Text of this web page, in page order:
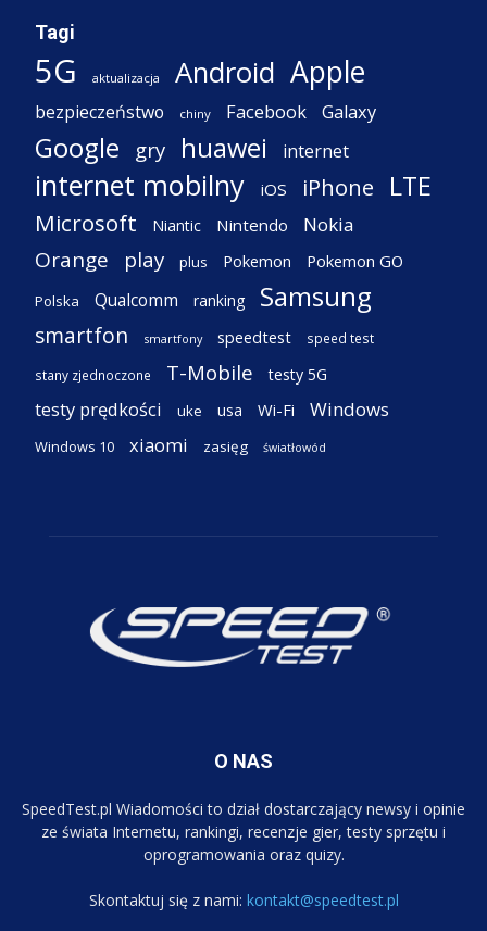
Tagi
5G aktualizacja Android Apple
bezpieczeństwo chiny Facebook Galaxy
Google gry huawei internet
internet mobilny iOS iPhone LTE
Microsoft Niantic Nintendo Nokia
Orange play plus Pokemon Pokemon GO
Polska Qualcomm ranking Samsung
smartfon smartfony speedtest speed test
stany zjednoczone T-Mobile testy 5G
testy prędkości uke usa Wi-Fi Windows
Windows 10 xiaomi zasięg światłowód
O NAS
SpeedTest.pl Wiadomości to dział dostarczający newsy i opinie
ze świata Internetu, rankingi, recenzje gier, testy sprzętu i
oprogramowania oraz quizy.
Skontaktuj się z nami: kontakt@speedtest.pl